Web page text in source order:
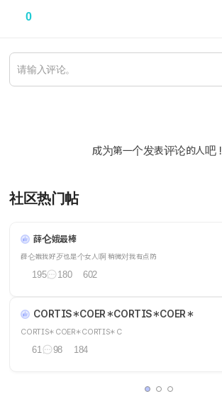
0
成为第一个发表评论的人吧！
社区热门帖
薛仑娥最棒
薛仑娥我好歹也是个女人啊 稍微对我有点防
195 180 602
CORTIS＊COER＊CORTIS＊COER＊
CORTIS＊COER＊CORTIS＊C
61 98 184